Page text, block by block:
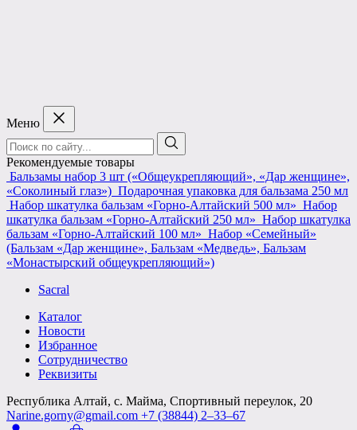
Меню
Поиск:
Рекомендуемые товары
Бальзамы набор 3 шт («Общеукрепляющий», «Дар женщине»,
«Соколиный глаз») Подарочная упаковка для бальзама 250 мл
Набор шкатулка бальзам «Горно-Алтайский 500 мл» Набор
шкатулка бальзам «Горно-Алтайский 250 мл» Набор шкатулка
бальзам «Горно-Алтайский 100 мл» Набор «Семейный»
(Бальзам «Дар женщине», Бальзам «Медведь», Бальзам
«Монастырский общеукрепляющий»)
Sacral
Каталог
Новости
Избранное
Сотрудничество
Реквизиты
Республика Алтай, с. Майма, Спортивный переулок, 20
Narine.gorny@gmail.com +7 (38844) 2‒33‒67